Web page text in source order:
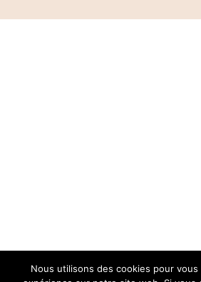
Nous utilisons des cookies pour vous